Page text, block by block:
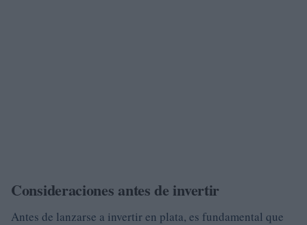
Consideraciones antes de invertir
Antes de lanzarse a invertir en plata, es fundamental que